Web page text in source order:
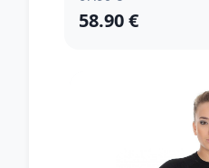
58.90 €